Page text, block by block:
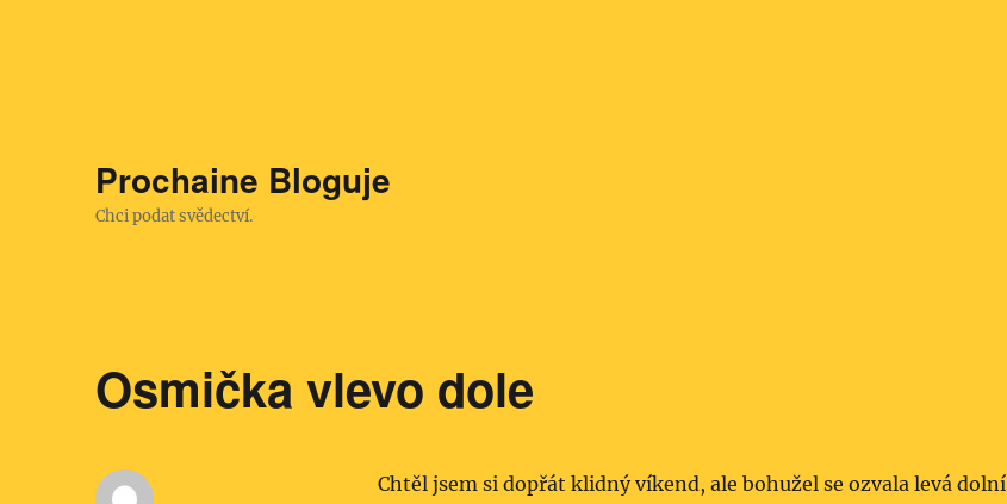
Prochaine Bloguje
Chci podat svědectví.
Osmička vlevo dole
Chtěl jsem si dopřát klidný víkend, ale bohužel se ozvala levá dolní